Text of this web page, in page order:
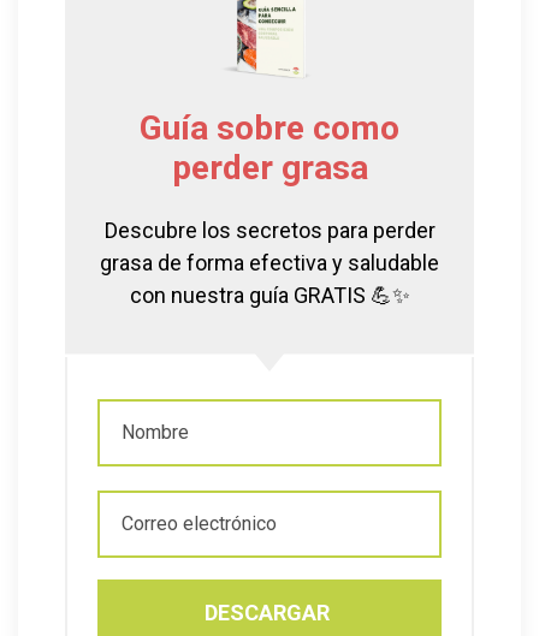
Guía sobre como
perder grasa
Descubre los secretos para perder
grasa de forma efectiva y saludable
con nuestra guía GRATIS 💪✨
DESCARGAR